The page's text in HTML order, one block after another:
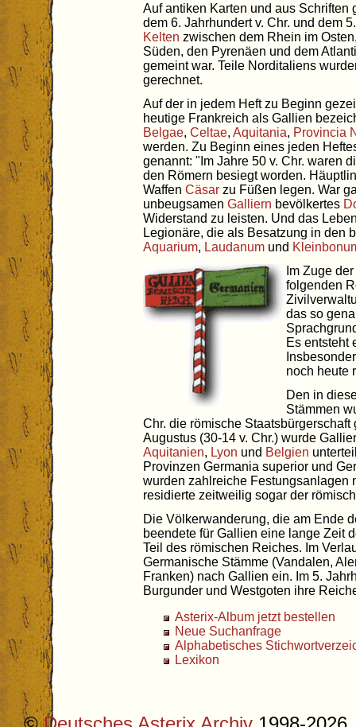
Auf antiken Karten und aus Schriften
dem 6. Jahrhundert v. Chr. und dem
Kelten zwischen dem Rhein im
Süden, den Pyrenäen und dem
gemeint war. Teile Norditaliens
gerechnet.
Auf der in jedem Heft zu Beginn
heutige Frankreich als Gallien
Belgae, Celtae, Aquitania, Provincia
werden. Zu Beginn eines jeden
genannt: "Im Jahre 50 v. Chr. waren
den Römern besiegt worden.
Waffen Cäsar zu Füßen legen. War
unbeugsamen Galliern bevölkertes
Widerstand zu leisten. Und das
Legionäre, die als Besatzung in den
Aquarium, Laudanum und
Im Zuge
folgenden
das so
Es entsteht
noch heute
Den in
Stämmen
Chr. die römische
Augustus (30-14 v. Chr.) wurde
Aquitanien, Lyon und Belgien
Provinzen Germania superior und
wurden zahlreiche Festungsanlagen
residierte zeitweilig sogar der
Die Völkerwanderung, die am Ende
beendete für Gallien eine lange Zeit
Teil des römischen Reiches. Im
Germanische Stämme (Vandalen,
Franken) nach Gallien ein. Im 5.
Burgunder und Westgoten ihre
Asterix-Album jetzt bestellen
Neue Suchanfrage
Alphabetisches
Lexikon